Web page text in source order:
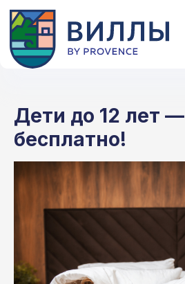
Дети до 12 лет —
бесплатно!